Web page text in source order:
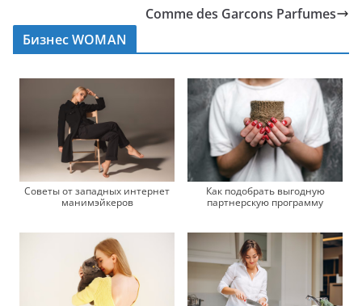
Comme des Garcons Parfumes
Бизнес WOMAN
Советы от западных интернет
манимэйкеров
Как подобрать выгодную
партнерскую программу